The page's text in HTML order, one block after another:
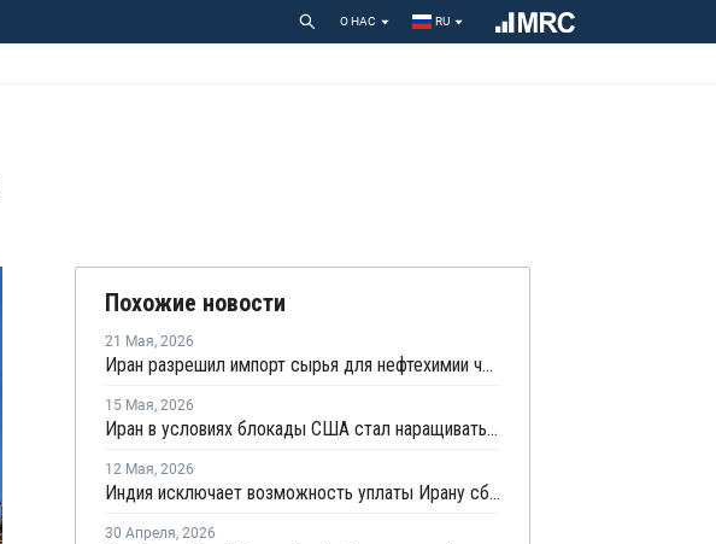
О НАС RU
Похожие новости
21 Мая, 2026
Иран разрешил импорт сырья для нефтехимии через сухопутные границы
15 Мая, 2026
Иран в условиях блокады США стал наращивать торговлю с Китаем по железной дороге
12 Мая, 2026
Индия исключает возможность уплаты Ирану сбора за транзит нефти и газа через Ормузский пролив
30 Апреля, 2026